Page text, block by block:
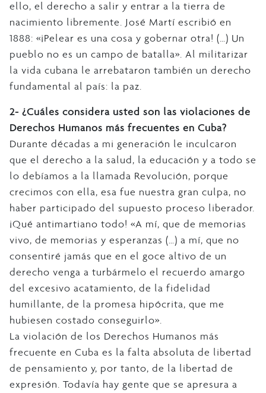
ello, el derecho a salir y entrar a la tierra de
nacimiento libremente. José Martí escribió en
1888: «¡Pelear es una cosa y gobernar otra! (…) Un
pueblo no es un campo de batalla». Al militarizar
la vida cubana le arrebataron también un derecho
fundamental al país: la paz.
2- ¿Cuáles considera usted son las violaciones de
Derechos Humanos más frecuentes en Cuba?
Durante décadas a mi generación le inculcaron
que el derecho a la salud, la educación y a todo se
lo debíamos a la llamada Revolución, porque
crecimos con ella, esa fue nuestra gran culpa, no
haber participado del supuesto proceso liberador.
¡Qué antimartiano todo! «A mí, que de memorias
vivo, de memorias y esperanzas (…) a mí, que no
consentiré jamás que en el goce altivo de un
derecho venga a turbármelo el recuerdo amargo
del excesivo acatamiento, de la fidelidad
humillante, de la promesa hipócrita, que me
hubiesen costado conseguirlo».
La violación de los Derechos Humanos más
frecuente en Cuba es la falta absoluta de libertad
de pensamiento y, por tanto, de la libertad de
expresión. Todavía hay gente que se apresura a